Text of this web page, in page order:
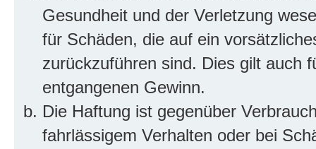
Gesundheit und der Verletzung
für Schäden, die auf ein
zurückzuführen sind. Dies gilt auch
entgangenen Gewinn.
Die Haftung ist gegenüber
fahrlässigem Verhalten oder bei